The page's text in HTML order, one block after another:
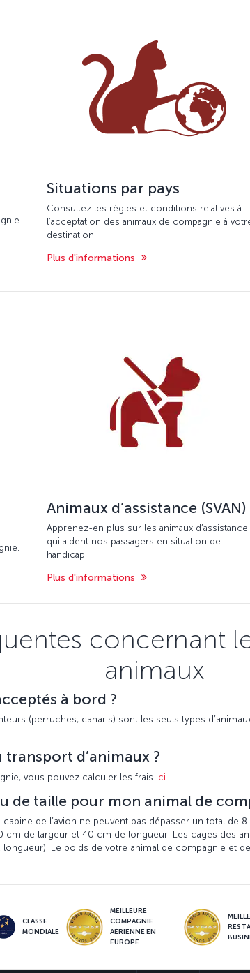
Situations par pays
Consultez les règles et conditions relatives à
l’acceptation des animaux de compagnie à
destination.
Plus d'informations
Animaux d’assistance (SVAN)
Apprenez-en plus sur les animaux d’assistance
qui aident nos passagers en situation de
handicap.
Plus d'informations
concernant
animaux
à bord ?
(perruches, canaris) sont les seuls types
d’animaux ?
vous pouvez calculer les frais ici
de taille pour mon animal de
de l’avion ne peuvent pas dépasser un total
cm de largeur et 40 cm de longueur. Les cages des
Le poids de votre animal de compagnie et
CLASSE
MONDIALE
MEILLEURE
COMPAGNIE
AÉRIENNE EN
EUROPE